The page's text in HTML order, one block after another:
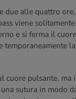
due alle quattro
viene
e si ferma il
temporaneamente
cuore pulsante,
sutura in modo